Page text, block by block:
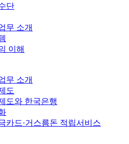
단
무 소개
이해
무 소개
도
도와 한국은행
카드·거스름돈 적립서비스